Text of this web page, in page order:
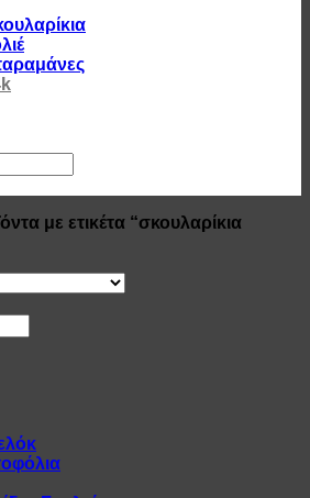
με ετικέτα “σκουλαρίκια